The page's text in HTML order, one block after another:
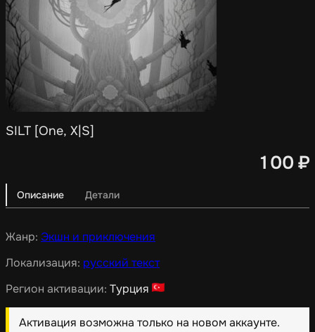
SILT [One, X|S]
100 ₽
Описание Детали
Жанр: Экшн и приключения
Локализация: русский текст
Регион активации: Турция
Активация возможна только на новом аккаунте.